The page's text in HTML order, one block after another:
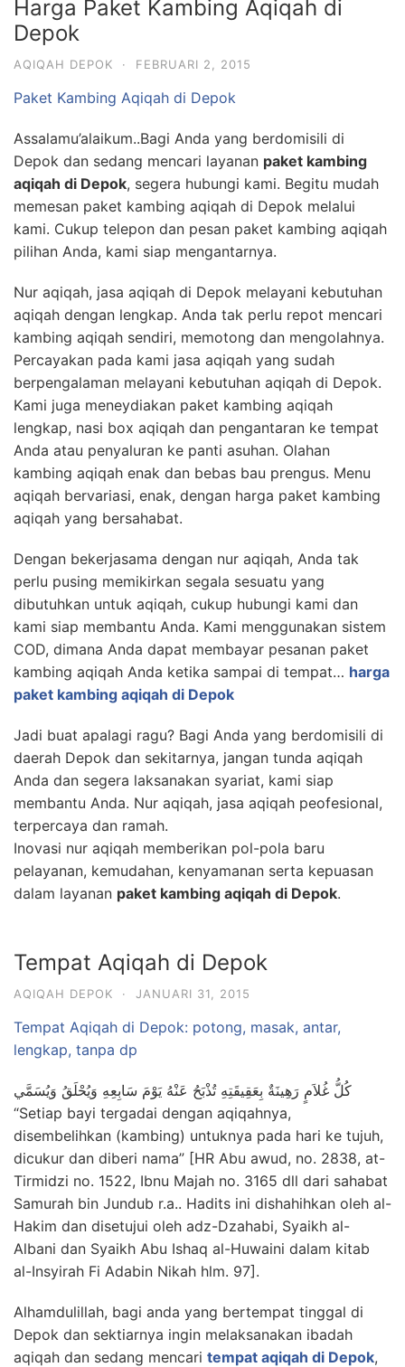
Harga Paket Kambing Aqiqah di
Depok
AQIQAH DEPOK · FEBRUARI 2, 2015
Paket Kambing Aqiqah di Depok
Assalamu’alaikum..Bagi Anda yang berdomisili di
Depok dan sedang mencari layanan paket kambing
aqiqah di Depok, segera hubungi kami. Begitu mudah
memesan paket kambing aqiqah di Depok melalui
kami. Cukup telepon dan pesan paket kambing aqiqah
pilihan Anda, kami siap mengantarnya.
Nur aqiqah, jasa aqiqah di Depok melayani kebutuhan
aqiqah dengan lengkap. Anda tak perlu repot mencari
kambing aqiqah sendiri, memotong dan mengolahnya.
Percayakan pada kami jasa aqiqah yang sudah
berpengalaman melayani kebutuhan aqiqah di Depok.
Kami juga meneydiakan paket kambing aqiqah
lengkap, nasi box aqiqah dan pengantaran ke tempat
Anda atau penyaluran ke panti asuhan. Olahan
kambing aqiqah enak dan bebas bau prengus. Menu
aqiqah bervariasi, enak, dengan harga paket kambing
aqiqah yang bersahabat.
Dengan bekerjasama dengan nur aqiqah, Anda tak
perlu pusing memikirkan segala sesuatu yang
dibutuhkan untuk aqiqah, cukup hubungi kami dan
kami siap membantu Anda. Kami menggunakan sistem
COD, dimana Anda dapat membayar pesanan paket
kambing aqiqah Anda ketika sampai di tempat… harga
paket kambing aqiqah di Depok
Jadi buat apalagi ragu? Bagi Anda yang berdomisili di
daerah Depok dan sekitarnya, jangan tunda aqiqah
Anda dan segera laksanakan syariat, kami siap
membantu Anda. Nur aqiqah, jasa aqiqah peofesional,
terpercaya dan ramah.
Inovasi nur aqiqah memberikan pol-pola baru
pelayanan, kemudahan, kenyamanan serta kepuasan
dalam layanan paket kambing aqiqah di Depok.
Tempat Aqiqah di Depok
AQIQAH DEPOK · JANUARI 31, 2015
Tempat Aqiqah di Depok: potong, masak, antar,
lengkap, tanpa dp
كُلُّ غُلاَمٍ رَهِينَةٌ بِعَقِيقَتِهِ تُذْبَحُ عَنْهُ يَوْمَ سَابِعِهِ وَيُحْلَقُ وَيُسَمَّي
“Setiap bayi tergadai dengan aqiqahnya,
disembelihkan (kambing) untuknya pada hari ke tujuh,
dicukur dan diberi nama” [HR Abu awud, no. 2838, at-
Tirmidzi no. 1522, Ibnu Majah no. 3165 dll dari sahabat
Samurah bin Jundub r.a.. Hadits ini dishahihkan oleh al-
Hakim dan disetujui oleh adz-Dzahabi, Syaikh al-
Albani dan Syaikh Abu Ishaq al-Huwaini dalam kitab
al-Insyirah Fi Adabin Nikah hlm. 97].
Alhamdulillah, bagi anda yang bertempat tinggal di
Depok dan sektiarnya ingin melaksanakan ibadah
aqiqah dan sedang mencari tempat aqiqah di Depok,